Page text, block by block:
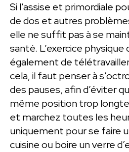
Si l’assise et primordiale
de dos et autres
elle ne suffit pas à se
santé. L’exercice
également de
cela, il faut penser à
des pauses, afin d’éviter
même position trop
et marchez toutes les
uniquement pour se faire
cuisine ou boire un verre